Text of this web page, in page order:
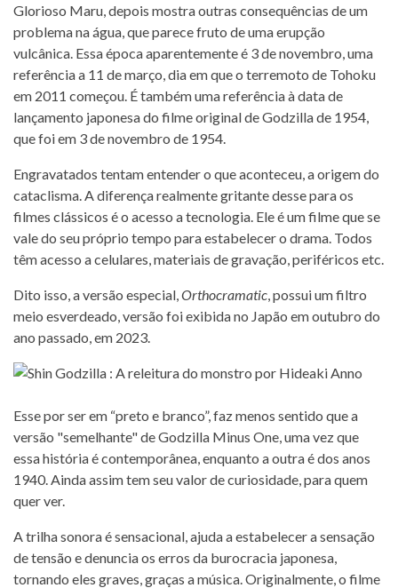
Glorioso Maru, depois mostra outras consequências de um
problema na água, que parece fruto de uma erupção
vulcânica. Essa época aparentemente é 3 de novembro, uma
referência a 11 de março, dia em que o terremoto de Tohoku
em 2011 começou. É também uma referência à data de
lançamento japonesa do filme original de Godzilla de 1954,
que foi em 3 de novembro de 1954.
Engravatados tentam entender o que aconteceu, a origem do
cataclisma. A diferença realmente gritante desse para os
filmes clássicos é o acesso a tecnologia. Ele é um filme que se
vale do seu próprio tempo para estabelecer o drama. Todos
têm acesso a celulares, materiais de gravação, periféricos etc.
Dito isso, a versão especial, Orthocramatic , possui um filtro
meio esverdeado, versão foi exibida no Japão em outubro do
ano passado, em 2023.
Esse por ser em “preto e branco”, faz menos sentido que a
versão "semelhante" de Godzilla Minus One, uma vez que
essa história é contemporânea, enquanto a outra é dos anos
1940. Ainda assim tem seu valor de curiosidade, para quem
quer ver.
A trilha sonora é sensacional, ajuda a estabelecer a sensação
de tensão e denuncia os erros da burocracia japonesa,
tornando eles graves, graças a música. Originalmente, o filme